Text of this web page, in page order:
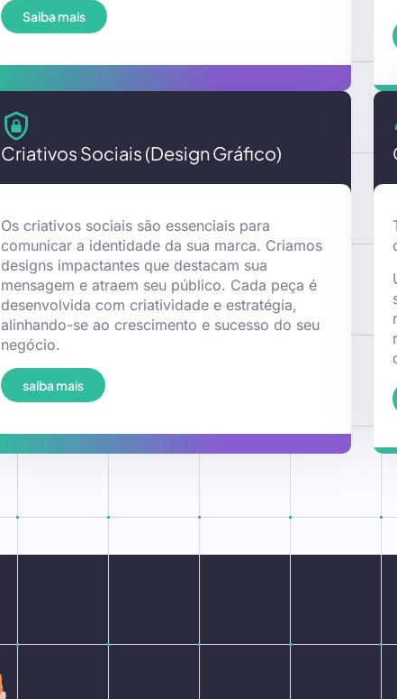
Saiba mais
Criativos Sociais (Design Gráfico)
Os criativos sociais são essenciais para
comunicar a identidade da sua marca. Criamos
designs impactantes que destacam sua
mensagem e atraem seu público. Cada peça é
desenvolvida com criatividade e estratégia,
alinhando-se ao crescimento e sucesso do seu
negócio.
saiba mais